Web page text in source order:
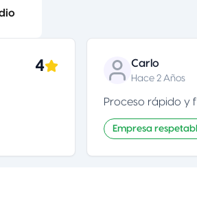
4 Carlo
Hace 2 Años
Proceso rápido y
Empresa